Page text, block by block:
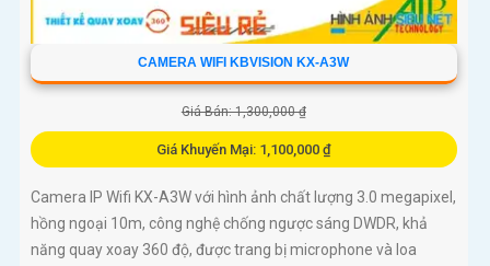
CAMERA WIFI KBVISION KX-A3W
Giá Bán: 1,300,000 ₫
Giá Khuyến Mại: 1,100,000 ₫
Camera IP Wifi KX-A3W với hình ảnh chất lượng 3.0 megapixel,
hồng ngoại 10m, công nghệ chống ngược sáng DWDR, khả
năng quay xoay 360 độ, được trang bị microphone và loa